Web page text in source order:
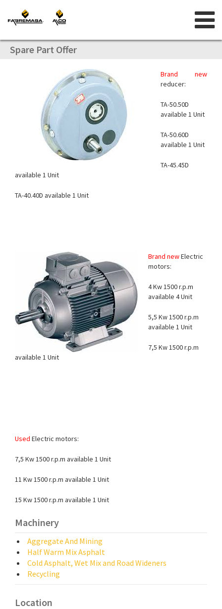
Spare Part Offer
Brand new
reducer:
TA-50.50D
available 1 Unit
TA-50.60D
available 1 Unit
TA-45.45D
available 1 Unit
TA-40.40D available 1 Unit
Brand newElectric
motors:
4 Kw 1500 r.p.m
available 4 Unit
5,5 Kw 1500 r.p.m
available 1 Unit
7,5 Kw 1500 r.p.m
available 1 Unit
Used Electric motors:
7,5 Kw 1500 r.p.m available 1 Unit
11 Kw 1500 r.p.m available 1 Unit
15 Kw 1500 r.p.m available 1 Unit
Machinery
Aggregate And Mining
Half Warm Mix Asphalt
Cold Asphalt, Wet Mix and Road Wideners
Recycling
Location